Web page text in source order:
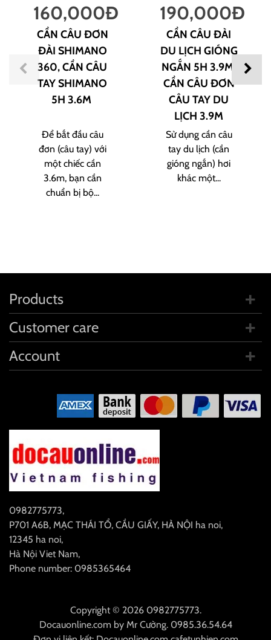
160,000Đ
CẦN CÂU ĐƠN
ĐÀI SHIMANO
360, CẦN CÂU
TAY SHIMANO
5H 3.6M
Để bắt đầu câu
đơn (câu tay) với
một chiếc cần
3.6m, bạn cần
chuẩn bị bộ...
190,000Đ
CẦN CÂU ĐÀI
DU LỊCH GIÓNG
NGẮN 5H 3.9M,
CẦN CÂU ĐƠN
CÂU TAY DU
LỊCH 3.9M
Sử dụng cần câu
tay du lịch (cần
gióng ngắn) hơi
khác một...
0982775773,
P701 A6B, MẠC THÁI TỔ, CẦU GIẤY, HÀ NỘI ha noi,
12345 ha noi,
Hà Nội Viet Nam,
Phone number: 0985365464
Products
Customer care
Account
Copyright © 2026 0982775773.
Docauonline.comby Mr Cường. 0985.36.54.64